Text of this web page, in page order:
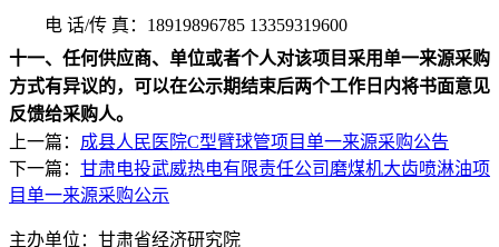
电 话/传 真： 18919896785 13359319600
十一、任何供应商、单位或者个人对该项目采用单一来源采购
方式有异议的，可以在公示期结束后两个工作日内将书面意见
反馈给采购人。
上一篇： 成县人民医院C型臂球管项目单一来源采购公告
下一篇： 甘肃电投武威热电有限责任公司磨煤机大齿喷淋油项
目单一来源采购公示
主办单位：甘肃省经济研究院